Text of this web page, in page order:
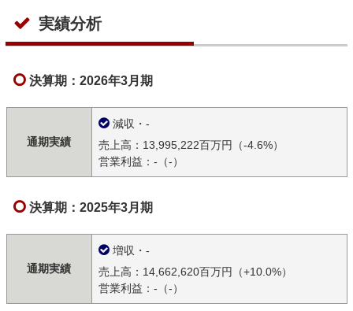
実績分析
決算期：2026年3月期
通期実績
減収・-
売上高：13,995,222百万円（-4.6%）
営業利益：-（-）
決算期：2025年3月期
通期実績
増収・-
売上高：14,662,620百万円（+10.0%）
営業利益：-（-）